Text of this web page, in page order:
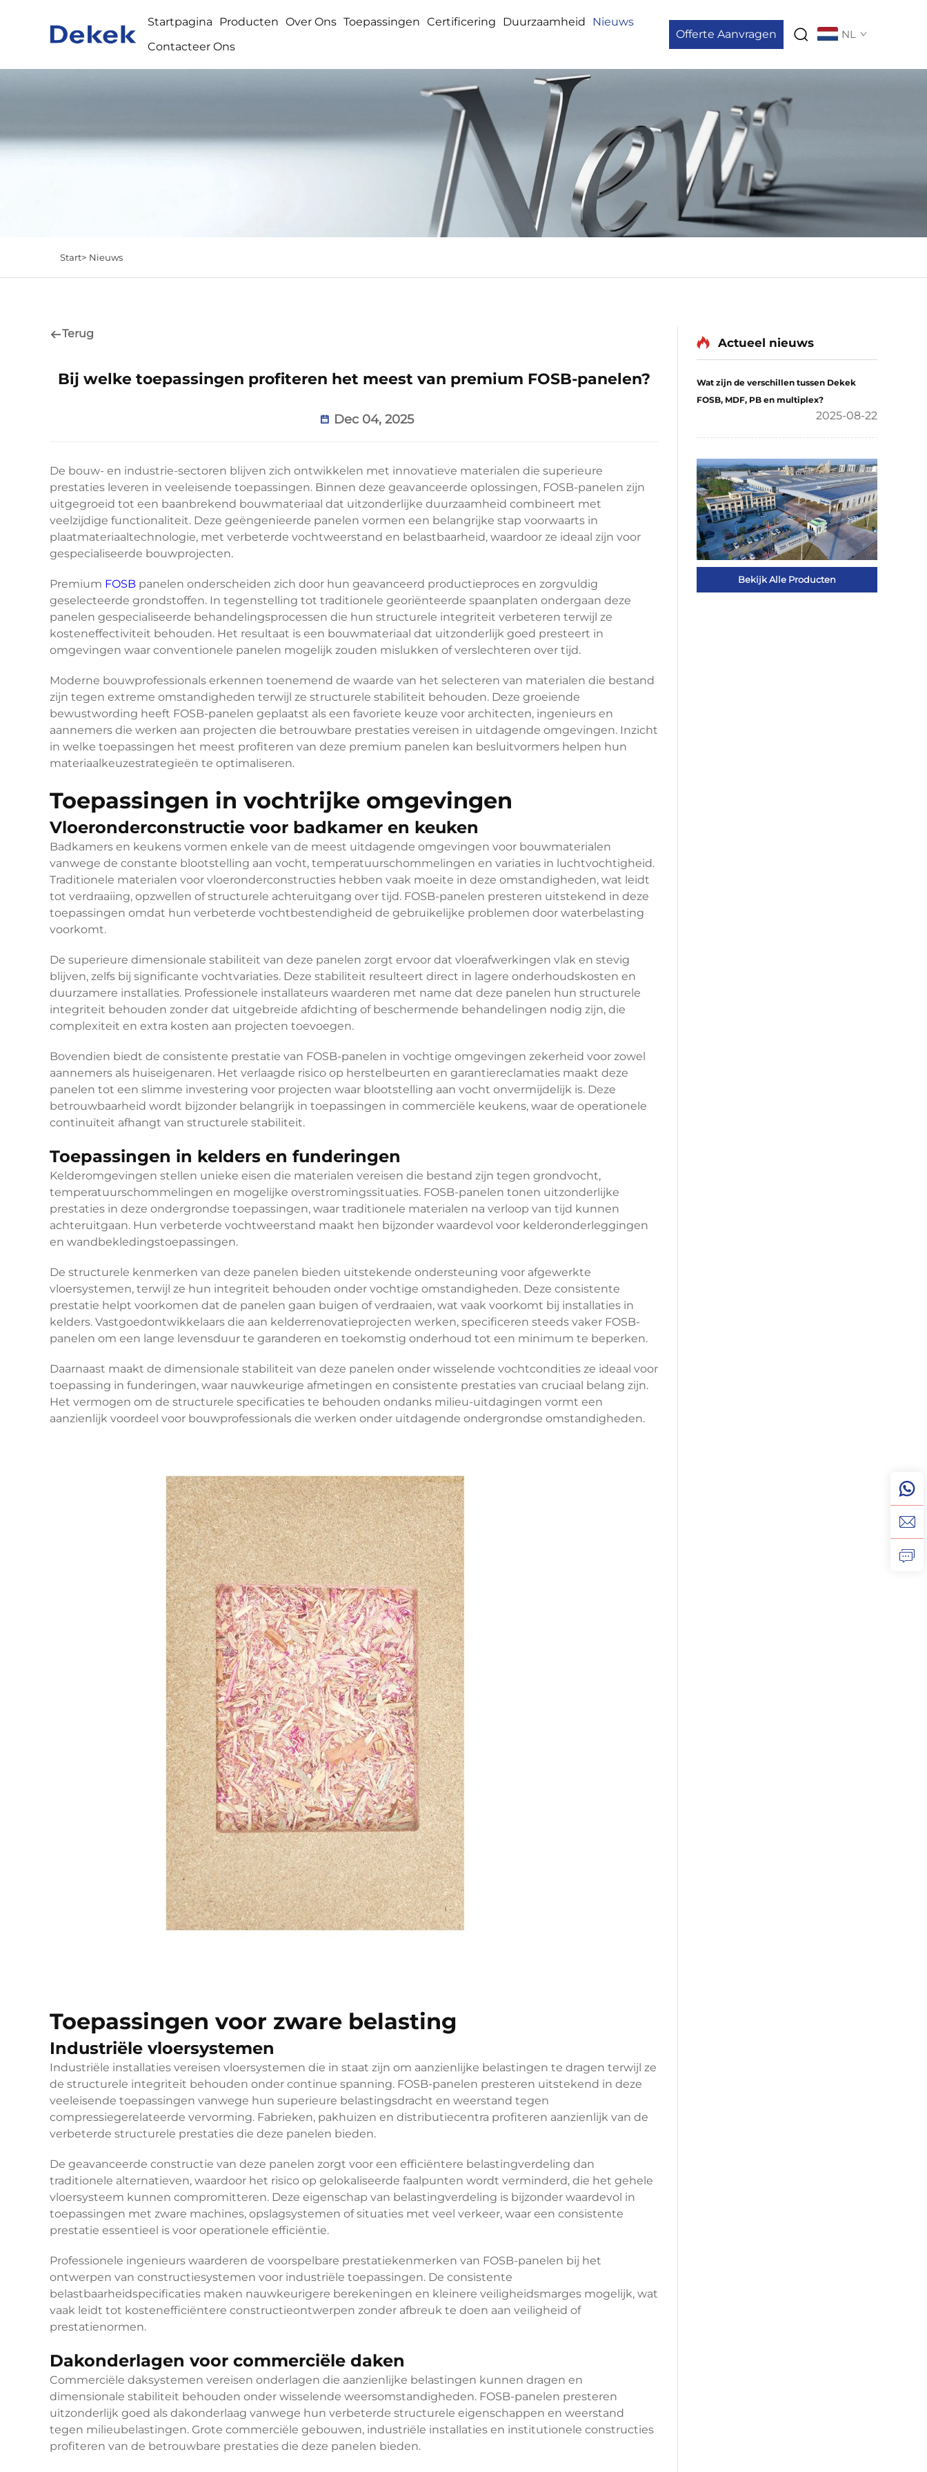
Startpagina Producten Over Ons Toepassingen Certificering Duurzaamheid
Nieuws
Contacteer Ons
Offerte Aanvragen NL
Start> Nieuws
Terug
Bij welke toepassingen profiteren het meest van premium FOSB-panelen?
Dec 04, 2025
De bouw- en industrie-sectoren blijven zich ontwikkelen met innovatieve materialen die superieure
prestaties leveren in veeleisende toepassingen. Binnen deze geavanceerde oplossingen, FOSB-panelen zijn
uitgegroeid tot een baanbrekend bouwmateriaal dat uitzonderlijke duurzaamheid combineert met
veelzijdige functionaliteit. Deze geëngenieerde panelen vormen een belangrijke stap voorwaarts in
plaatmateriaaltechnologie, met verbeterde vochtweerstand en belastbaarheid, waardoor ze ideaal zijn voor
gespecialiseerde bouwprojecten.
Premium FOSB panelen onderscheiden zich door hun geavanceerd productieproces en zorgvuldig
geselecteerde grondstoffen. In tegenstelling tot traditionele georiënteerde spaanplaten ondergaan deze
panelen gespecialiseerde behandelingsprocessen die hun structurele integriteit verbeteren terwijl ze
kosteneffectiviteit behouden. Het resultaat is een bouwmateriaal dat uitzonderlijk goed presteert in
omgevingen waar conventionele panelen mogelijk zouden mislukken of verslechteren over tijd.
Moderne bouwprofessionals erkennen toenemend de waarde van het selecteren van materialen die bestand
zijn tegen extreme omstandigheden terwijl ze structurele stabiliteit behouden. Deze groeiende
bewustwording heeft FOSB-panelen geplaatst als een favoriete keuze voor architecten, ingenieurs en
aannemers die werken aan projecten die betrouwbare prestaties vereisen in uitdagende omgevingen. Inzicht
in welke toepassingen het meest profiteren van deze premium panelen kan besluitvormers helpen hun
materiaalkeuzestrategieën te optimaliseren.
Toepassingen in vochtrijke omgevingen
Vloeronderconstructie voor badkamer en keuken
Badkamers en keukens vormen enkele van de meest uitdagende omgevingen voor bouwmaterialen
vanwege de constante blootstelling aan vocht, temperatuurschommelingen en variaties in luchtvochtigheid.
Traditionele materialen voor vloeronderconstructies hebben vaak moeite in deze omstandigheden, wat leidt
tot verdraaiing, opzwellen of structurele achteruitgang over tijd. FOSB-panelen presteren uitstekend in deze
toepassingen omdat hun verbeterde vochtbestendigheid de gebruikelijke problemen door waterbelasting
voorkomt.
De superieure dimensionale stabiliteit van deze panelen zorgt ervoor dat vloerafwerkingen vlak en stevig
blijven, zelfs bij significante vochtvariaties. Deze stabiliteit resulteert direct in lagere onderhoudskosten en
duurzamere installaties. Professionele installateurs waarderen met name dat deze panelen hun structurele
integriteit behouden zonder dat uitgebreide afdichting of beschermende behandelingen nodig zijn, die
complexiteit en extra kosten aan projecten toevoegen.
Bovendien biedt de consistente prestatie van FOSB-panelen in vochtige omgevingen zekerheid voor zowel
aannemers als huiseigenaren. Het verlaagde risico op herstelbeurten en garantiereclamaties maakt deze
panelen tot een slimme investering voor projecten waar blootstelling aan vocht onvermijdelijk is. Deze
betrouwbaarheid wordt bijzonder belangrijk in toepassingen in commerciële keukens, waar de operationele
continuïteit afhangt van structurele stabiliteit.
Toepassingen in kelders en funderingen
Kelderomgevingen stellen unieke eisen die materialen vereisen die bestand zijn tegen grondvocht,
temperatuurschommelingen en mogelijke overstromingssituaties. FOSB-panelen tonen uitzonderlijke
prestaties in deze ondergrondse toepassingen, waar traditionele materialen na verloop van tijd kunnen
achteruitgaan. Hun verbeterde vochtweerstand maakt hen bijzonder waardevol voor kelderonderleggingen
en wandbekledingstoepassingen.
De structurele kenmerken van deze panelen bieden uitstekende ondersteuning voor afgewerkte
vloersystemen, terwijl ze hun integriteit behouden onder vochtige omstandigheden. Deze consistente
prestatie helpt voorkomen dat de panelen gaan buigen of verdraaien, wat vaak voorkomt bij installaties in
kelders. Vastgoedontwikkelaars die aan kelderrenovatieprojecten werken, specificeren steeds vaker FOSB-
panelen om een lange levensduur te garanderen en toekomstig onderhoud tot een minimum te beperken.
Daarnaast maakt de dimensionale stabiliteit van deze panelen onder wisselende vochtcondities ze ideaal voor
toepassing in funderingen, waar nauwkeurige afmetingen en consistente prestaties van cruciaal belang zijn.
Het vermogen om de structurele specificaties te behouden ondanks milieu-uitdagingen vormt een
aanzienlijk voordeel voor bouwprofessionals die werken onder uitdagende ondergrondse omstandigheden.
Toepassingen voor zware belasting
Industriële vloersystemen
Industriële installaties vereisen vloersystemen die in staat zijn om aanzienlijke belastingen te dragen terwijl ze
de structurele integriteit behouden onder continue spanning. FOSB-panelen presteren uitstekend in deze
veeleisende toepassingen vanwege hun superieure belastingsdracht en weerstand tegen
compressiegerelateerde vervorming. Fabrieken, pakhuizen en distributiecentra profiteren aanzienlijk van de
verbeterde structurele prestaties die deze panelen bieden.
De geavanceerde constructie van deze panelen zorgt voor een efficiëntere belastingverdeling dan
traditionele alternatieven, waardoor het risico op gelokaliseerde faalpunten wordt verminderd, die het gehele
vloersysteem kunnen compromitteren. Deze eigenschap van belastingverdeling is bijzonder waardevol in
toepassingen met zware machines, opslagsystemen of situaties met veel verkeer, waar een consistente
prestatie essentieel is voor operationele efficiëntie.
Professionele ingenieurs waarderen de voorspelbare prestatiekenmerken van FOSB-panelen bij het
ontwerpen van constructiesystemen voor industriële toepassingen. De consistente
belastbaarheidspecificaties maken nauwkeurigere berekeningen en kleinere veiligheidsmarges mogelijk, wat
vaak leidt tot kostenefficiëntere constructieontwerpen zonder afbreuk te doen aan veiligheid of
prestatienormen.
Dakonderlagen voor commerciële daken
Commerciële daksystemen vereisen onderlagen die aanzienlijke belastingen kunnen dragen en
dimensionale stabiliteit behouden onder wisselende weersomstandigheden. FOSB-panelen presteren
uitzonderlijk goed als dakonderlaag vanwege hun verbeterde structurele eigenschappen en weerstand
tegen milieubelastingen. Grote commerciële gebouwen, industriële installaties en institutionele constructies
profiteren van de betrouwbare prestaties die deze panelen bieden.
Actueel nieuws
Wat zijn de verschillen tussen Dekek
FOSB, MDF, PB en multiplex?
2025-08-22
Bekijk Alle Producten